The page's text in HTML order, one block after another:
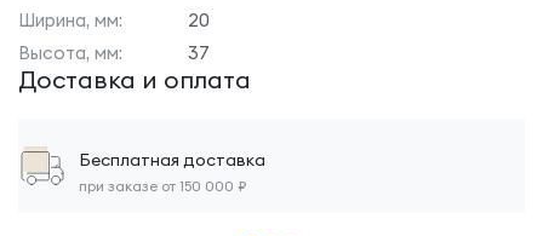
Ширина, мм:
20
Высота, мм:
37
Доставка и оплата
Бесплатная доставка
при заказе от 150 000 ₽